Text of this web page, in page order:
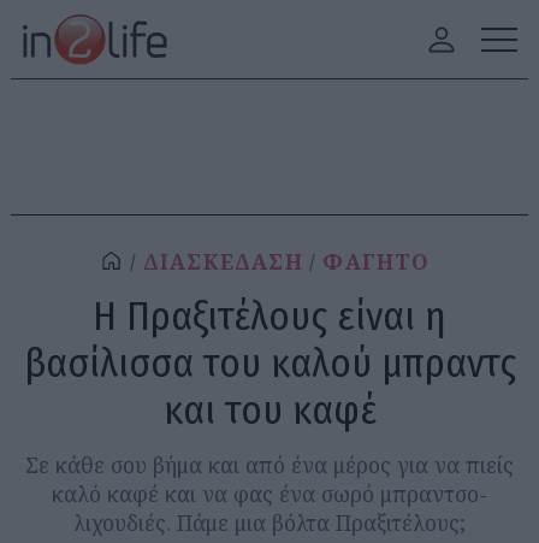
ΔΙΑΣΚΕΔΑΣΗ ΦΑΓΗΤΟ
Η Πραξιτέλους είναι η
βασίλισσα του καλού μπραντς
και του καφέ
Σε κάθε σου βήμα και από ένα μέρος για να πιείς
καλό καφέ και να φας ένα σωρό μπραντσο-
λιχουδιές. Πάμε μια βόλτα Πραξιτέλους;